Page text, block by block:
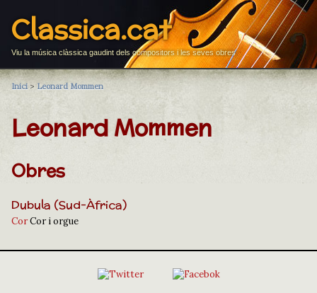
Classica.cat
Viu la música clàssica gaudint dels compositors i les seves obres
Inici > Leonard Mommen
Leonard Mommen
Obres
Dubula (Sud-Àfrica)
CorCor i orgue